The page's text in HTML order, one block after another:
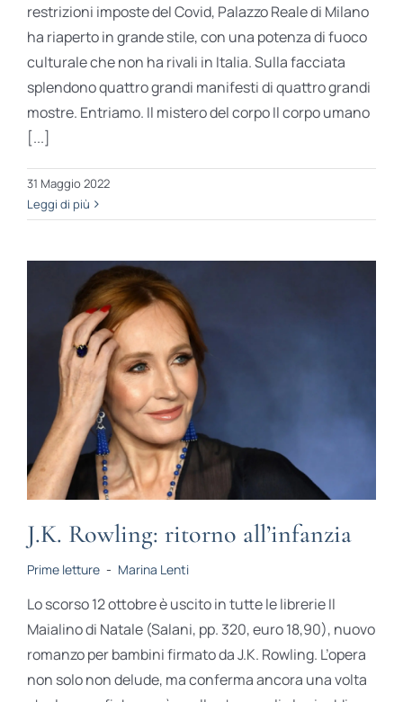
restrizioni imposte del Covid, Palazzo Reale di Milano
ha riaperto in grande stile, con una potenza di fuoco
culturale che non ha rivali in Italia. Sulla facciata
splendono quattro grandi manifesti di quattro grandi
mostre. Entriamo. Il mistero del corpo Il corpo umano
[...]
31 Maggio 2022
Leggi di più
J.K. Rowling: ritorno all’infanzia
Prime letture - Marina Lenti
Lo scorso 12 ottobre è uscito in tutte le librerie Il
Maialino di Natale (Salani, pp. 320, euro 18,90), nuovo
romanzo per bambini firmato da J.K. Rowling. L’opera
non solo non delude, ma conferma ancora una volta